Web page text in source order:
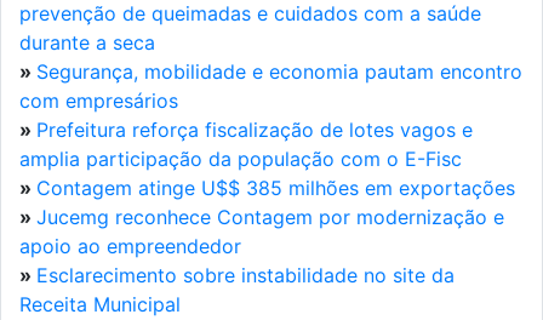
prevenção de queimadas e cuidados com a saúde
durante a seca
» Segurança, mobilidade e economia pautam encontro
com empresários
» Prefeitura reforça fiscalização de lotes vagos e
amplia participação da população com o E-Fisc
» Contagem atinge U$$ 385 milhões em exportações
» Jucemg reconhece Contagem por modernização e
apoio ao empreendedor
» Esclarecimento sobre instabilidade no site da
Receita Municipal